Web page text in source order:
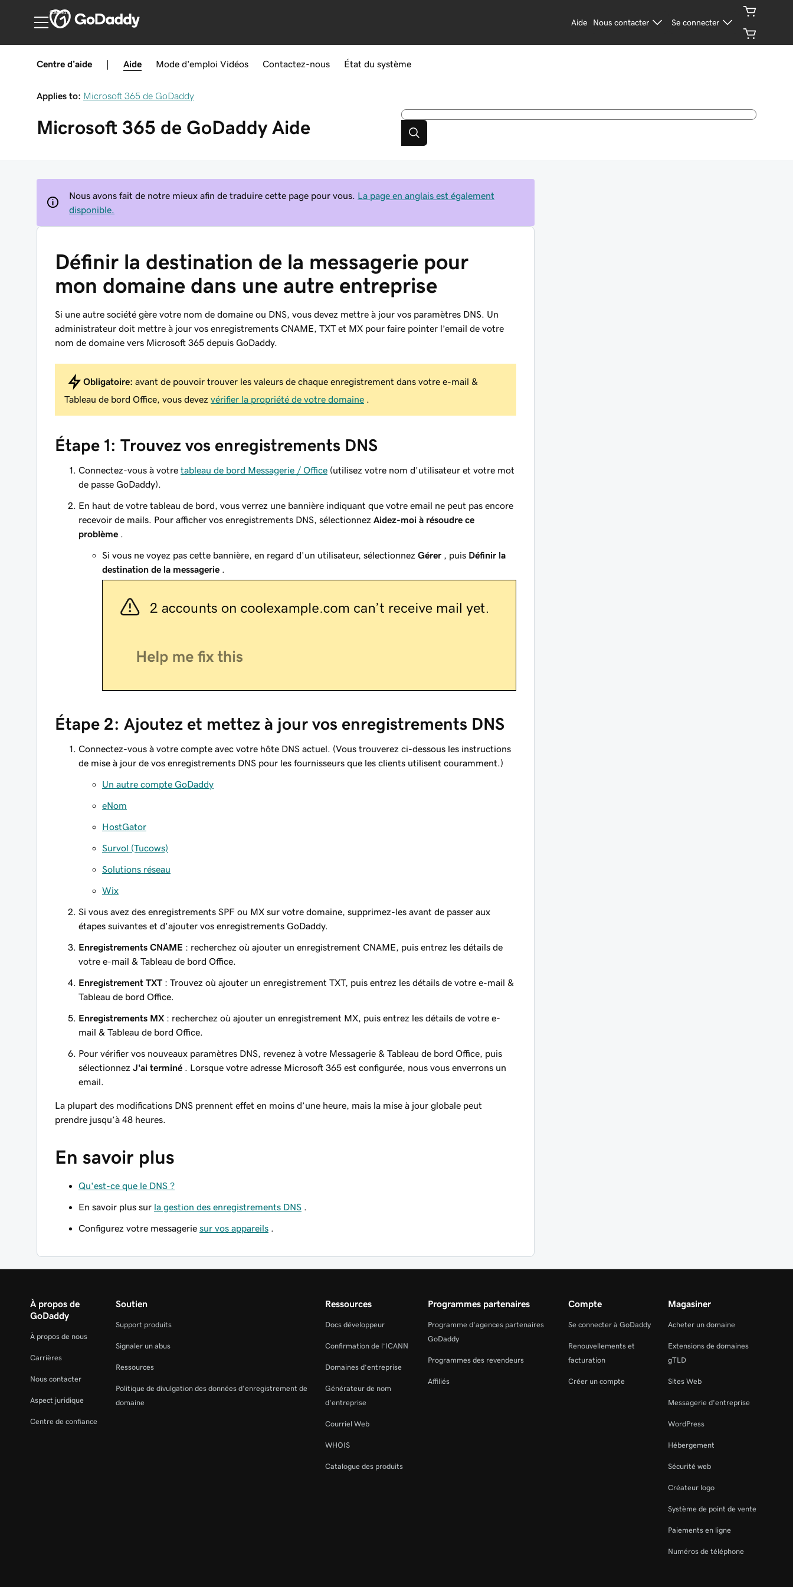
Canada
Aide Nous contacter Se connecter
Centre d’aide Aide Mode d’emploi Vidéos Contactez-nous État du système
Applies to: Microsoft 365 de GoDaddy
Microsoft 365 de GoDaddy Aide
Nous avons fait de notre mieux afin de traduire cette page pour vous.
La page en anglais est également
disponible.
Définir la destination de la messagerie pour
mon domaine dans une autre entreprise
Si une autre société gère votre nom de domaine ou DNS, vous devez mettre à jour vos paramètres DNS. Un
administrateur doit mettre à jour vos enregistrements CNAME, TXT et MX pour faire pointer l’email de votre
nom de domaine vers Microsoft 365 depuis GoDaddy.
Obligatoire: avant de pouvoir trouver les valeurs de chaque enregistrement dans votre e-mail &
Tableau de bord Office, vous devez vérifier la propriété de votre domaine
Étape 1: Trouvez vos enregistrements DNS
Connectez-vous à votre tableau de bord Messagerie / Office (utilisez votre nom d’utilisateur et votre mot
de passe GoDaddy).
En haut de votre tableau de bord, vous verrez une bannière indiquant que votre email ne peut pas encore
recevoir de mails. Pour afficher vos enregistrements DNS, sélectionnez Aidez-moi à résoudre ce
problème
Si vous ne voyez pas cette bannière, en regard d'un utilisateur, sélectionnez Gérer , puis Définir la
destination de la messagerie
Étape 2: Ajoutez et mettez à jour vos enregistrements DNS
Connectez-vous à votre compte avec votre hôte DNS actuel. (Vous trouverez ci-dessous les instructions
de mise à jour de vos enregistrements DNS pour les fournisseurs que les clients utilisent couramment.)
Un autre compte GoDaddy
eNom
HostGator
Survol (Tucows)
Solutions réseau
Wix
Si vous avez des enregistrements SPF ou MX sur votre domaine, supprimez-les avant de passer aux
étapes suivantes et d’ajouter vos enregistrements GoDaddy.
Enregistrements CNAME : recherchez où ajouter un enregistrement CNAME, puis entrez les détails de
votre e-mail & Tableau de bord Office.
Enregistrement TXT : Trouvez où ajouter un enregistrement TXT, puis entrez les détails de votre e-mail &
Tableau de bord Office.
Enregistrements MX : recherchez où ajouter un enregistrement MX, puis entrez les détails de votre e-
mail & Tableau de bord Office.
Pour vérifier vos nouveaux paramètres DNS, revenez à votre Messagerie & Tableau de bord Office, puis
sélectionnez J'ai terminé . Lorsque votre adresse Microsoft 365 est configurée, nous vous enverrons un
email.
La plupart des modifications DNS prennent effet en moins d’une heure, mais la mise à jour globale peut
prendre jusqu’à 48 heures.
En savoir plus
Qu'est-ce que le DNS ?
En savoir plus sur la gestion des enregistrements DNS .
Configurez votre messagerie sur vos appareils .
À propos de
GoDaddy
À propos de nous
Carrières
Nous contacter
Aspect juridique
Centre de confiance
Soutien
Support produits
Signaler un abus
Ressources
Politique de divulgation des données d'enregistrement de
domaine
Ressources
Docs développeur
Confirmation de l’ICANN
Domaines d’entreprise
Générateur de nom
d’entreprise
Courriel Web
WHOIS
Catalogue des produits
Programmes partenaires
Programme d’agences partenaires
GoDaddy
Programmes des revendeurs
Affiliés
Compte
Se connecter à GoDaddy
Renouvellements et
facturation
Créer un compte
Magasiner
Acheter un domaine
Extensions de domaines
gTLD
Sites Web
Messagerie d’entreprise
WordPress
Hébergement
Sécurité web
Créateur logo
Système de point de vente
Paiements en ligne
Numéros de téléphone